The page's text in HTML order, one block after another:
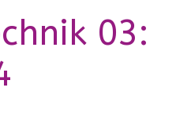
03: